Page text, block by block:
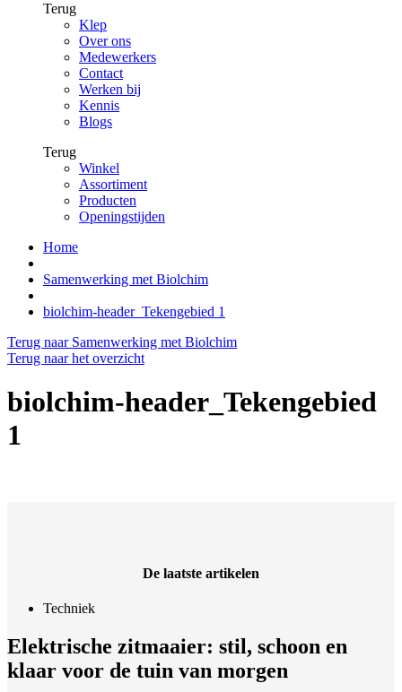
Terug
Klep
Over ons
Medewerkers
Contact
Werken bij
Kennis
Blogs
Terug
Winkel
Assortiment
Producten
Openingstijden
Home
Samenwerking met Biolchim
biolchim-header_Tekengebied 1
Terug naar Samenwerking met Biolchim
Terug naar het overzicht
biolchim-header_Tekengebied
1
De laatste artikelen
Techniek
Elektrische zitmaaier: stil, schoon en
klaar voor de tuin van morgen